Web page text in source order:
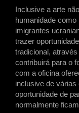
Inclusive a arte
humanidade
imigrantes
trazer
tradicional,
contribuirá para o
com a oficina
inclusive de várias
oportunidade de
normalmente